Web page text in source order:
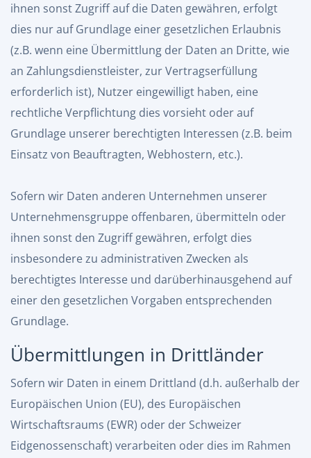
ihnen sonst Zugriff auf die Daten gewähren, erfolgt
dies nur auf Grundlage einer gesetzlichen Erlaubnis
(z.B. wenn eine Übermittlung der Daten an Dritte, wie
an Zahlungsdienstleister, zur Vertragserfüllung
erforderlich ist), Nutzer eingewilligt haben, eine
rechtliche Verpflichtung dies vorsieht oder auf
Grundlage unserer berechtigten Interessen (z.B. beim
Einsatz von Beauftragten, Webhostern, etc.).
Sofern wir Daten anderen Unternehmen unserer
Unternehmensgruppe offenbaren, übermitteln oder
ihnen sonst den Zugriff gewähren, erfolgt dies
insbesondere zu administrativen Zwecken als
berechtigtes Interesse und darüberhinausgehend auf
einer den gesetzlichen Vorgaben entsprechenden
Grundlage.
Übermittlungen in Drittländer
Sofern wir Daten in einem Drittland (d.h. außerhalb der
Europäischen Union (EU), des Europäischen
Wirtschaftsraums (EWR) oder der Schweizer
Eidgenossenschaft) verarbeiten oder dies im Rahmen